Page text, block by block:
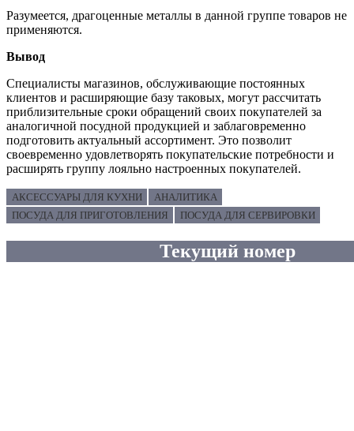
Разумеется, драгоценные металлы в данной группе товаров не
применяются.
Вывод
Специалисты магазинов, обслуживающие постоянных
клиентов и расширяющие базу таковых, могут рассчитать
приблизительные сроки обращений своих покупателей за
аналогичной посудной продукцией и заблаговременно
подготовить актуальный ассортимент. Это позволит
своевременно удовлетворять покупательские потребности и
расширять группу лояльно настроенных покупателей.
АКСЕССУАРЫ ДЛЯ КУХНИ
АНАЛИТИКА
ПОСУДА ДЛЯ ПРИГОТОВЛЕНИЯ
ПОСУДА ДЛЯ СЕРВИРОВКИ
Текущий номер